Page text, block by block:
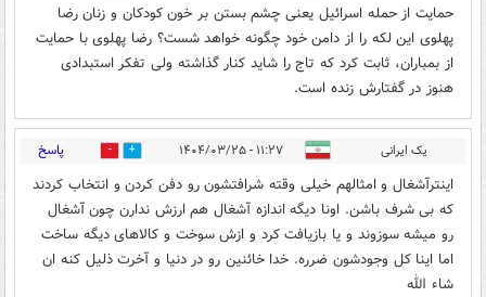
حمایت از حمله اسرائیل یعنی چشم بستن بر خون کودکان و زنان رضا
پهلوی این لکه را از دامن خود چگونه خواهد شست؟ رضا پهلوی با حمایت
از بمباران، ثابت کرد که تاج را شاید کنار گذاشته ولی تفکر استبدادی
هنوز در گفتارش زنده است.
یک ایرانی ۱۱:۲۷ - ۱۴۰۴/۰۳/۲۵ 1 پاسخ
اینترآشغال و امثالهم خیلی وقته شرافتشون رو دفن کردن و انتخاب کردند
که بی شرف باشن. اونا دیگه اندازه آشغال هم ارزش ندارن چون آشغال
رو میشه سوزوند و یا بازیافت کرد و ازش سوخت و کالاهای دیگه ساخت
اما اینا کل وجودشون ضرره. خدا خائنین رو در دنیا و آخرت ذلیل کنه ان
شاء الله